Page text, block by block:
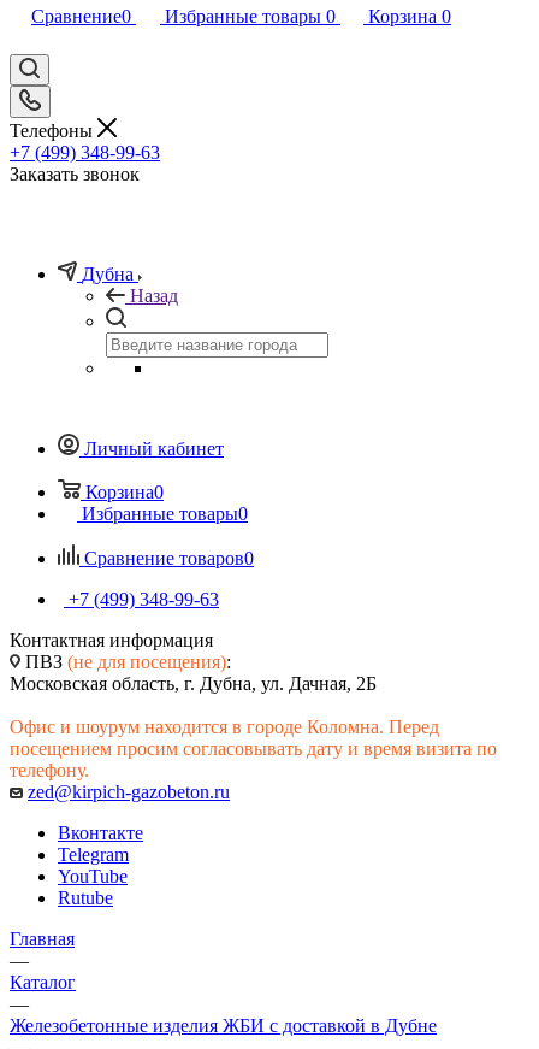
Сравнение0 Избранные товары 0 Корзина 0
Телефоны
+7 (499) 348-99-63
Заказать звонок
Дубна
Назад
Личный кабинет
Корзина0
Избранные товары0
Сравнение товаров0
+7 (499) 348-99-63
Контактная информация
ПВЗ (не для посещения):
Московская область, г. Дубна, ул. Дачная, 2Б
Офис и шоурум находится в городе Коломна. Перед
посещением просим согласовывать дату и время визита по
телефону.
zed@kirpich-gazobeton.ru
Вконтакте
Telegram
YouTube
Rutube
Главная
—
Каталог
—
Железобетонные изделия ЖБИ с доставкой в Дубне